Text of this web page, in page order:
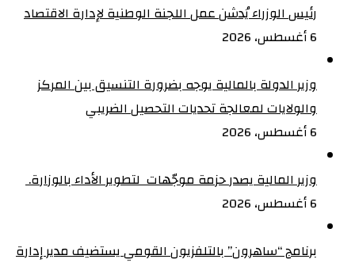
رئيس الوزراء يُدشن عمل اللجنة الوطنية لإدارة الاقتصاد
6 أغسطس، 2026
وزير الدولة بالمالية يوجه بضرورة التنسيق بين المركز
والولايات لمعالجة تحديات التحصيل الضريبي‏
6 أغسطس، 2026
وزير المالية يصدر حزمة موجّهات لتطوير الأداء بالوزارة. ‏
6 أغسطس، 2026
برنامج “ساهرون” بالتلفزيون القومي يستضيف مدير إدارة